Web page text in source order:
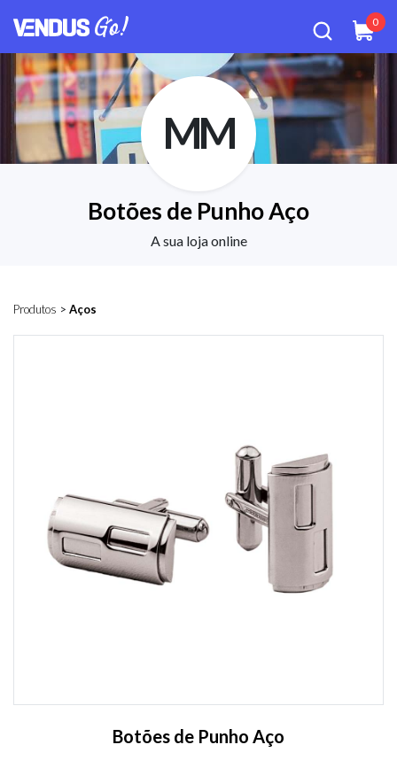
0
MM
Botões de Punho Aço
A sua loja online
Produtos > Aços
Botões de Punho Aço